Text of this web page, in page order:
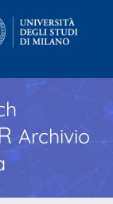
Archivio